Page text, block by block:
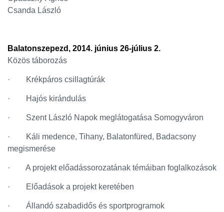
Csanda László
Balatonszepezd, 2014. június 26-július 2.
Közös táborozás
· Krékpáros csillagtúrák
· Hajós kirándulás
· Szent László Napok meglátogatása Somogyváron
· Káli medence, Tihany, Balatonfüred, Badacsony
megismerése
· A projekt előadássorozatának témáiban foglalkozások
· Előadások a projekt keretében
· Állandó szabadidős és sportprogramok